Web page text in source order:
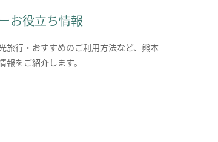
お役立ち情報
旅行・おすすめのご利用方法など、熊本
をご紹介します。